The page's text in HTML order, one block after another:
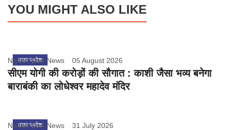
YOU MIGHT ALSO LIKE
उत्तर प्रदेश
Nation One News 05 August 2026
सीएम योगी की करोड़ों की सौगात : काशी जैसा भव्य बनेगा
बाराबंकी का लोधेश्वर महादेव मंदिर
उत्तर प्रदेश
Nation One News 31 July 2026